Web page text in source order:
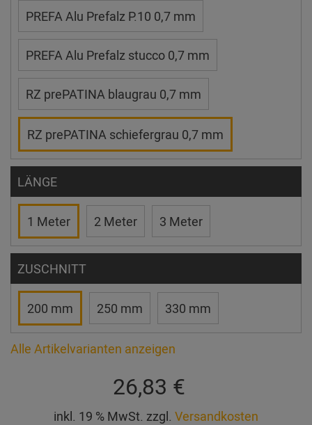
PREFA Alu Prefalz P.10 0,7 mm
PREFA Alu Prefalz stucco 0,7 mm
RZ prePATINA blaugrau 0,7 mm
RZ prePATINA schiefergrau 0,7 mm
LÄNGE
1 Meter 2 Meter 3 Meter
ZUSCHNITT
200 mm 250 mm 330 mm
Alle Artikelvarianten anzeigen
26,83 €
inkl. 19 % MwSt. zzgl. Versandkosten